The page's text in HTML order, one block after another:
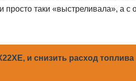
таки «выстреливала», а с
и снизить расход топлива